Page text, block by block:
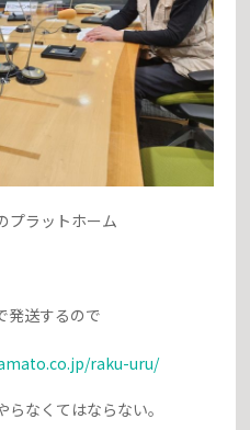
プラットホーム
発送するので
raku-uru/
なくてはならない。